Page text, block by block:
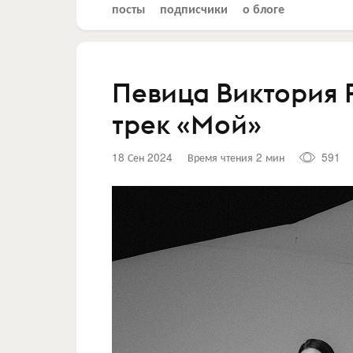
посты подписчики о блоге
Певица Виктория
трек «Мой»
18 Сен 2024 Время чтения 2 мин 591